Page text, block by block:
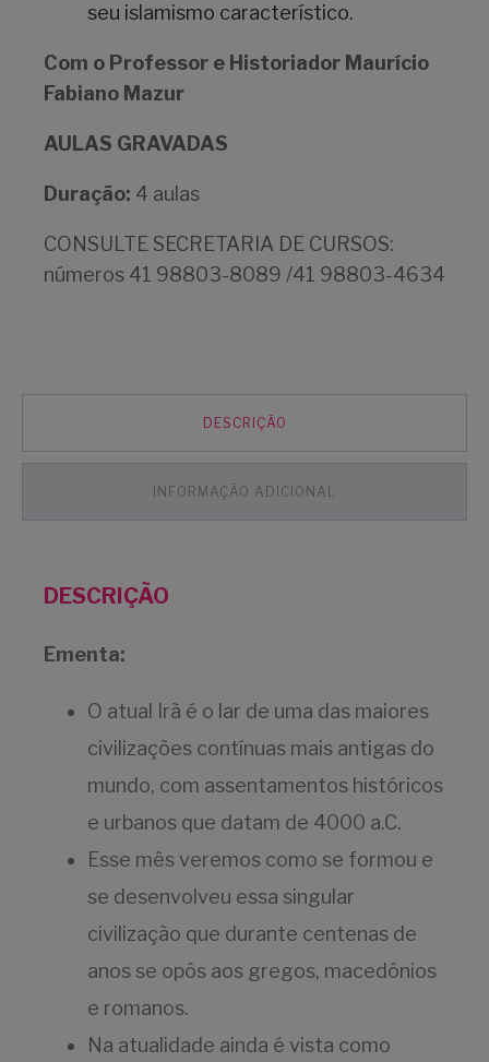
seu islamismo característico.
Com o Professor e Historiador Maurício
Fabiano Mazur
AULAS GRAVADAS
Duração: 4 aulas
CONSULTE SECRETARIA DE CURSOS:
números 41 98803-8089 /41 98803-4634
DESCRIÇÃO
INFORMAÇÃO ADICIONAL
DESCRIÇÃO
Ementa:
O atual Irã é o lar de uma das maiores
civilizações contínuas mais antigas do
mundo, com assentamentos históricos
e urbanos que datam de 4000 a.C.
Esse mês veremos como se formou e
se desenvolveu essa singular
civilização que durante centenas de
anos se opôs aos gregos, macedônios
e romanos.
Na atualidade ainda é vista como